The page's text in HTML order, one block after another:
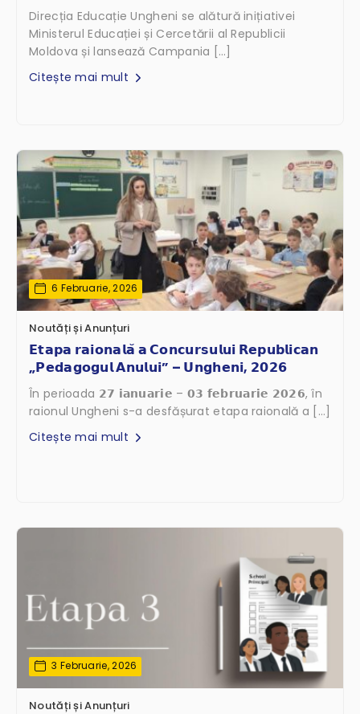
Direcția Educație Ungheni se alătură inițiativei
Ministerul Educației și Cercetării al Republicii
Moldova și lansează Campania […]
Citește mai mult
6 Februarie, 2026
Noutăți și Anunțuri
𝗘𝘁𝗮𝗽𝗮 𝗿𝗮𝗶𝗼𝗻𝗮𝗹𝗮̆ 𝗮 𝗖𝗼𝗻𝗰𝘂𝗿𝘀𝘂𝗹𝘂𝗶 𝗥𝗲𝗽𝘂𝗯𝗹𝗶𝗰𝗮𝗻
„𝗣𝗲𝗱𝗮𝗴𝗼𝗴𝘂𝗹 𝗔𝗻𝘂𝗹𝘂𝗶” – 𝗨𝗻𝗴𝗵𝗲𝗻𝗶, 𝟮𝟬𝟮𝟲
În perioada 𝟮𝟳 𝗶𝗮𝗻𝘂𝗮𝗿𝗶𝗲 – 𝟬𝟯 𝗳𝗲𝗯𝗿𝘂𝗮𝗿𝗶𝗲 𝟮𝟬𝟮𝟲, în
raionul Ungheni s-a desfășurat etapa raională a […]
Citește mai mult
3 Februarie, 2026
Noutăți și Anunțuri